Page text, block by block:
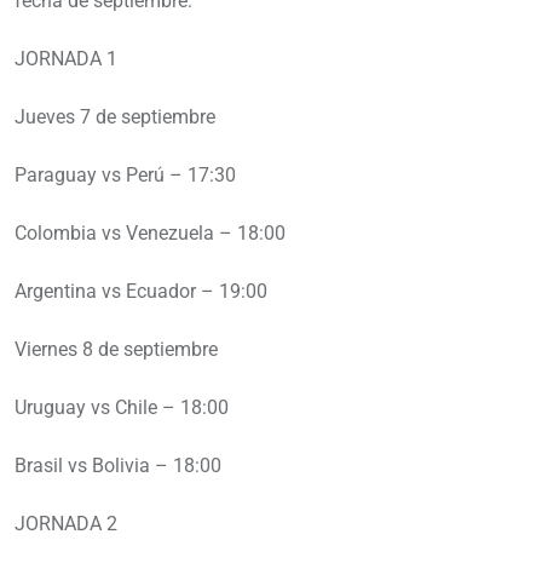
JORNADA 1
Jueves 7 de septiembre
Paraguay vs Perú – 17:30
Colombia vs Venezuela – 18:00
Argentina vs Ecuador – 19:00
Viernes 8 de septiembre
Uruguay vs Chile – 18:00
Brasil vs Bolivia – 18:00
JORNADA 2